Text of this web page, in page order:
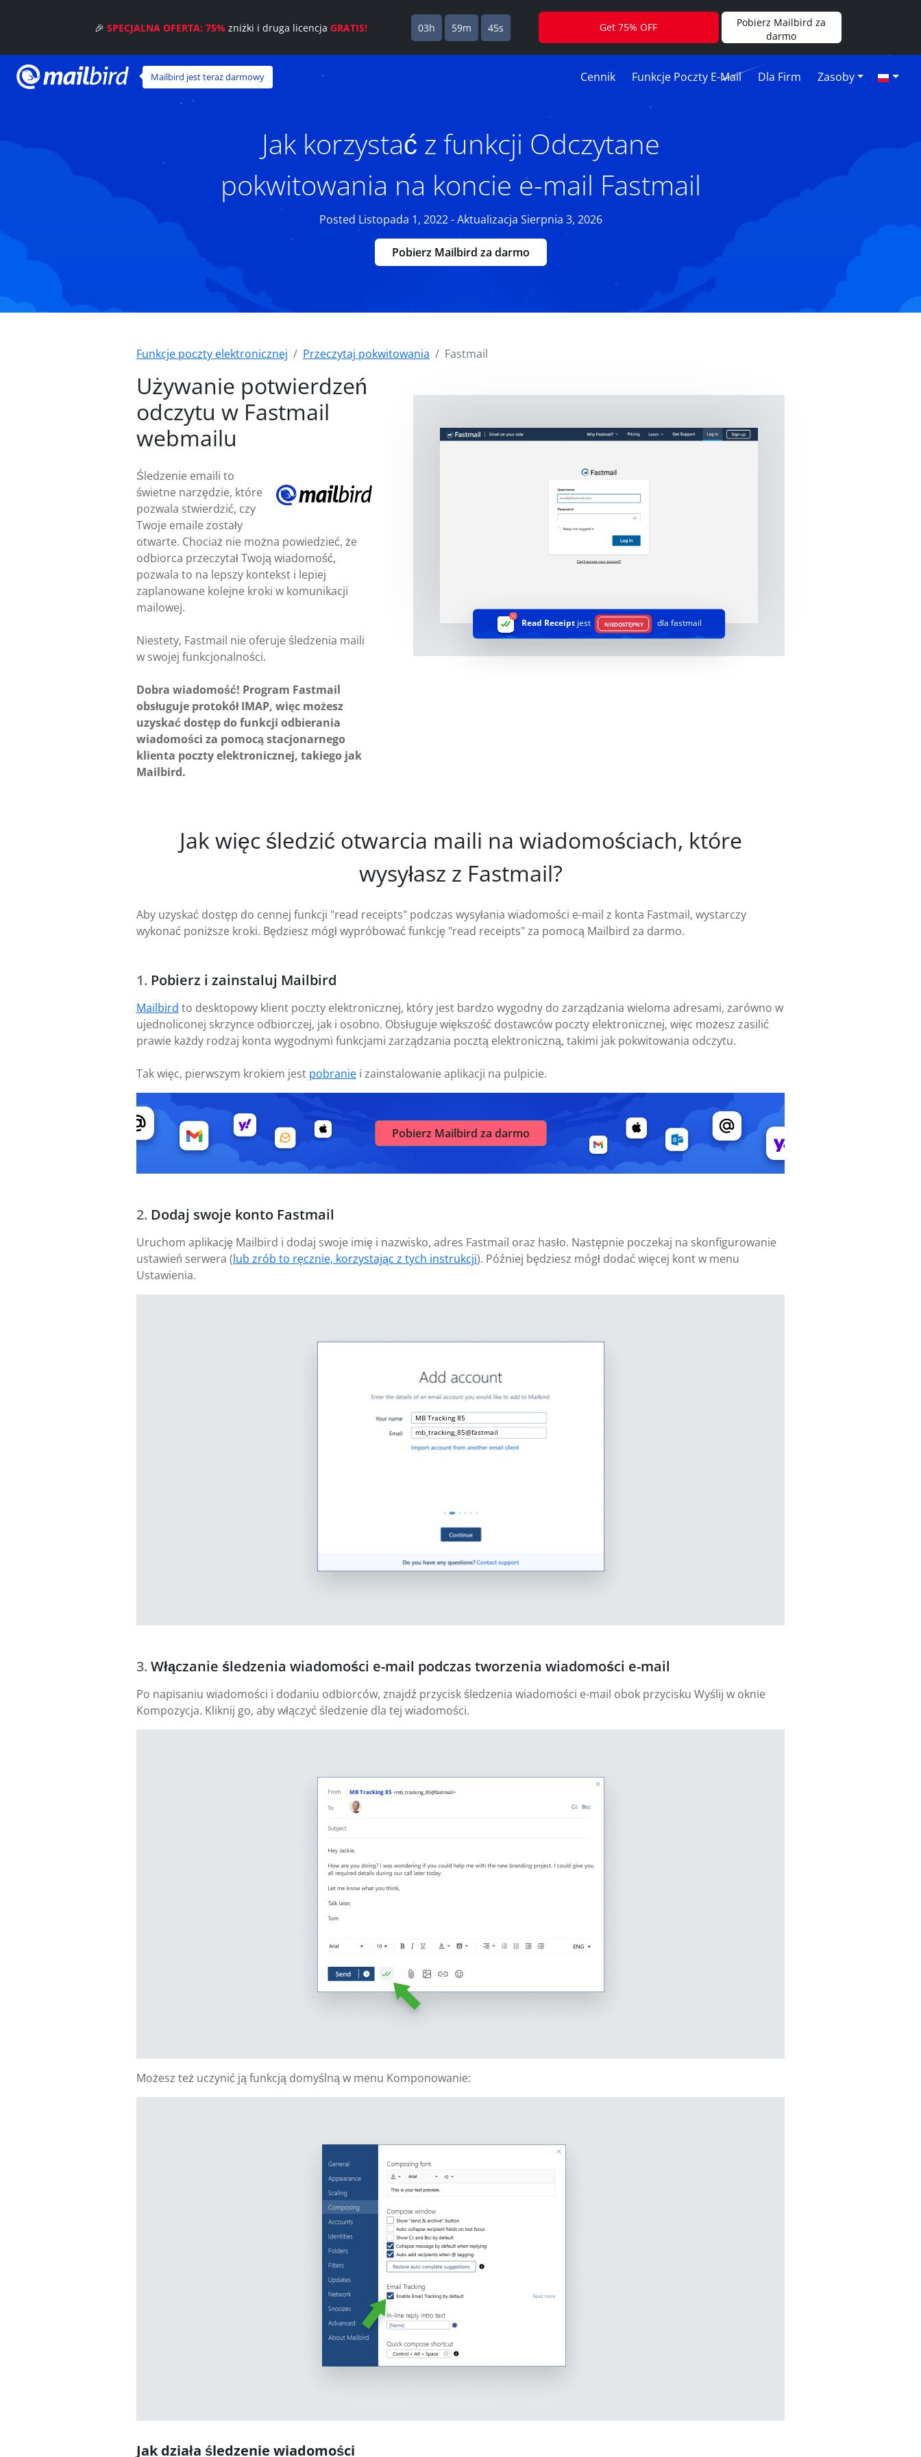
Mailbird jest teraz darmowy Cennik Funkcje Poczty E-Mail Dla Firm Zasoby
Jak korzystać z funkcji Odczytane
pokwitowania na koncie e-mail Fastmail
Posted Listopada 1, 2022 - Aktualizacja Sierpnia 3, 2026
Pobierz Mailbird za darmo
Funkcje poczty elektronicznej Przeczytaj pokwitowania Fastmail
Używanie potwierdzeń
odczytu w Fastmail
webmailu
Śledzenie emaili to
świetne narzędzie, które
pozwala stwierdzić, czy
Twoje emaile zostały
otwarte. Chociaż nie można powiedzieć, że
odbiorca przeczytał Twoją wiadomość,
pozwala to na lepszy kontekst i lepiej
zaplanowane kolejne kroki w komunikacji
mailowej.
Niestety, Fastmail nie oferuje śledzenia maili
w swojej funkcjonalności.
Dobra wiadomość! Program Fastmail
obsługuje protokół IMAP, więc możesz
uzyskać dostęp do funkcji odbierania
wiadomości za pomocą stacjonarnego
klienta poczty elektronicznej, takiego jak
Mailbird.
Read Receiptjest NIEDOSTĘPNY dla fastmail
Jak więc śledzić otwarcia maili na wiadomościach, które
wysyłasz z Fastmail?
Aby uzyskać dostęp do cennej funkcji "read receipts" podczas wysyłania wiadomości e-mail z konta Fastmail, wystarczy
wykonać poniższe kroki. Będziesz mógł wypróbować funkcję "read receipts" za pomocą Mailbird za darmo.
Pobierz i zainstaluj Mailbird
Mailbird to desktopowy klient poczty elektronicznej, który jest bardzo wygodny do zarządzania wieloma adresami, zarówno w
ujednoliconej skrzynce odbiorczej, jak i osobno. Obsługuje większość dostawców poczty elektronicznej, więc możesz zasilić
prawie każdy rodzaj konta wygodnymi funkcjami zarządzania pocztą elektroniczną, takimi jak pokwitowania odczytu.
Tak więc, pierwszym krokiem jest pobranie i zainstalowanie aplikacji na pulpicie.
Pobierz Mailbird za darmo
Dodaj swoje konto Fastmail
Uruchom aplikację Mailbird i dodaj swoje imię i nazwisko, adres Fastmail oraz hasło. Następnie poczekaj na skonfigurowanie
ustawień serwera (lub zrób to ręcznie, korzystając z tych instrukcji). Później będziesz mógł dodać więcej kont w menu
Ustawienia.
MB Tracking 85
mb_tracking_85@fastmail
Włączanie śledzenia wiadomości e-mail podczas tworzenia wiadomości e-mail
Po napisaniu wiadomości i dodaniu odbiorców, znajdź przycisk śledzenia wiadomości e-mail obok przycisku Wyślij w oknie
Kompozycja. Kliknij go, aby włączyć śledzenie dla tej wiadomości.
MB Tracking 85 <mb_tracking_85@fastmail>
Możesz też uczynić ją funkcją domyślną w menu Komponowanie:
Jak działa śledzenie wiadomości
🎉SPECJALNA OFERTA: 75% zniżki i druga licencjaGRATIS! 03h 59m 45s Get 75% OFF
Pobierz Mailbird za
darmo